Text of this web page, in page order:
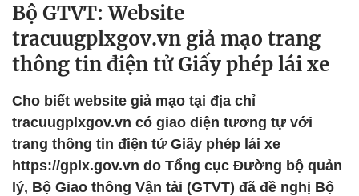
Bộ GTVT: Website
tracuugplxgov.vn giả mạo trang
thông tin điện tử Giấy phép lái xe
Cho biết website giả mạo tại địa chỉ
tracuugplxgov.vn có giao diện tương tự với
trang thông tin điện tử Giấy phép lái xe
https://gplx.gov.vn do Tổng cục Đường bộ quản
lý, Bộ Giao thông Vận tải (GTVT) đã đề nghị Bộ